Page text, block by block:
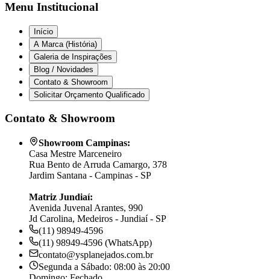
Menu Institucional
Início
A Marca (História)
Galeria de Inspirações
Blog / Novidades
Contato & Showroom
Solicitar Orçamento Qualificado
Contato & Showroom
Showroom Campinas:
Casa Mestre Marceneiro
Rua Bento de Arruda Camargo, 378
Jardim Santana - Campinas - SP
Matriz Jundiaí:
Avenida Juvenal Arantes, 990
Jd Carolina, Medeiros - Jundiaí - SP
(11) 98949-4596
(11) 98949-4596 (WhatsApp)
contato@ysplanejados.com.br
Segunda a Sábado: 08:00 às 20:00